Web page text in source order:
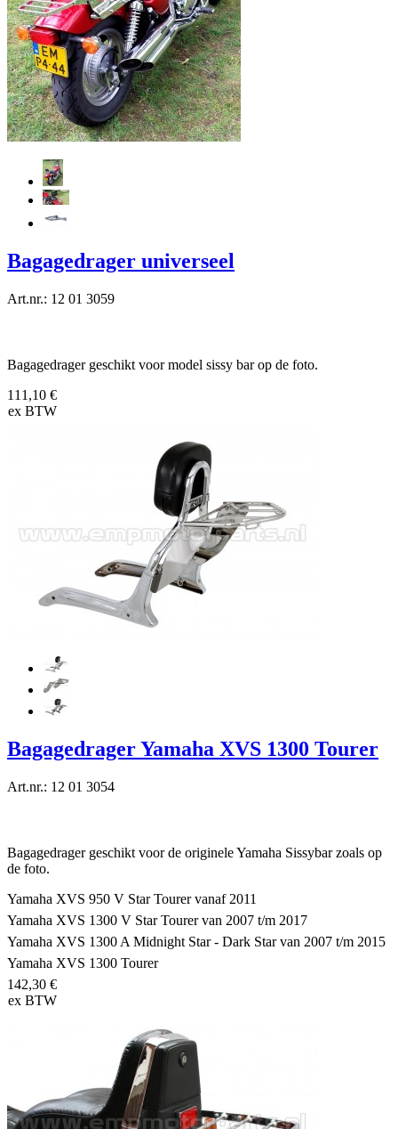
Bagagedrager universeel
Art.nr.: 12 01 3059
Bagagedrager geschikt voor model sissy bar op de foto.
111,10 €
ex BTW
Bagagedrager Yamaha XVS 1300 Tourer
Art.nr.: 12 01 3054
Bagagedrager geschikt voor de originele Yamaha Sissybar zoals op
de foto.
Yamaha XVS 950 V Star Tourer vanaf 2011
Yamaha XVS 1300 V Star Tourer van 2007 t/m 2017
Yamaha XVS 1300 A Midnight Star - Dark Star van 2007 t/m 2015
Yamaha XVS 1300 Tourer
142,30 €
ex BTW